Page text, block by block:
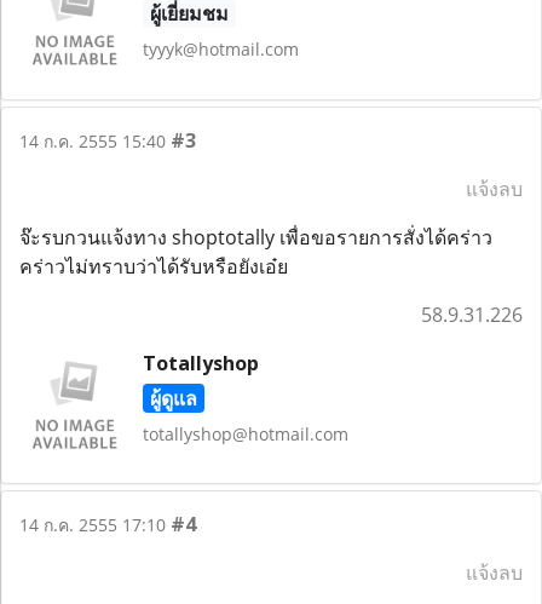
ผู้เยี่ยมชม
tyyyk@hotmail.com
14 ก.ค. 2555 15:40 #3
แจ้งลบ
จ๊ะรบกวนแจ้งทาง shoptotally เพื่อขอรายการสั่งได้คร่าว
คร่าวไม่ทราบว่าได้รับหรือยังเอ๋ย
58.9.31.226
Totallyshop
ผู้ดูแล
totallyshop@hotmail.com
14 ก.ค. 2555 17:10 #4
แจ้งลบ